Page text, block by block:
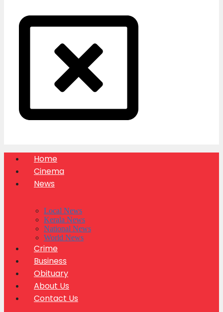
Home
Cinema
News
Local News
Kerala News
National News
World News
Crime
Business
Obituary
About Us
Contact Us